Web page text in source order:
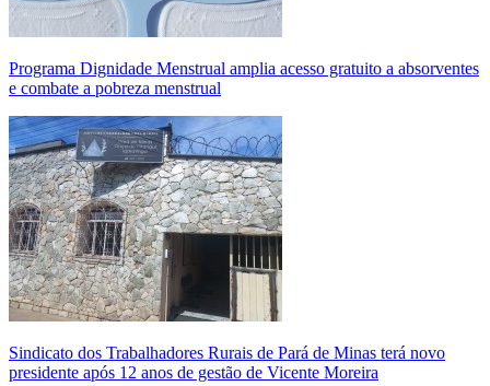
Programa Dignidade Menstrual amplia acesso gratuito a absorventes
e combate a pobreza menstrual
Sindicato dos Trabalhadores Rurais de Pará de Minas terá novo
presidente após 12 anos de gestão de Vicente Moreira